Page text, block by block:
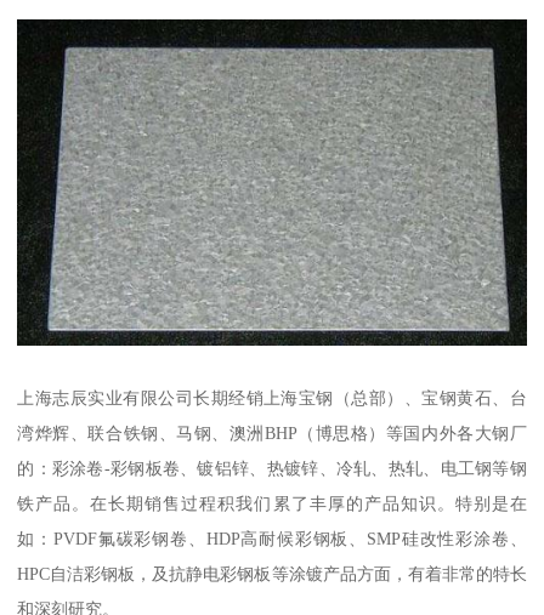
上海志辰实业有限公司长期经销上海宝钢（总部）、宝钢黄石、台
湾烨辉、联合铁钢、马钢、澳洲BHP（博思格）等国内外各大钢厂
的：彩涂卷-彩钢板卷、镀铝锌、热镀锌、冷轧、热轧、电工钢等钢
铁产品。在长期销售过程积我们累了丰厚的产品知识。特别是在
如：PVDF氟碳彩钢卷、HDP高耐候彩钢板、SMP硅改性彩涂卷、
HPC自洁彩钢板，及抗静电彩钢板等涂镀产品方面，有着非常的特长
和深刻研究。